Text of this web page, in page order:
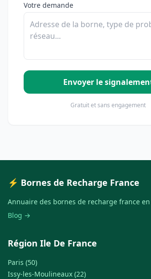
Votre demande
Envoyer le
Gratuit et sans engagement
⚡ Bornes de Recharge France
Annuaire des bornes de recharge france en
Blog →
Région Ile De France
Paris (50)
Issy-les-Moulineaux (22)